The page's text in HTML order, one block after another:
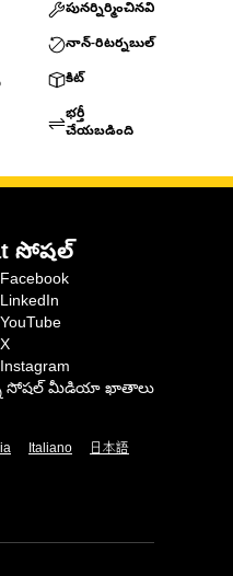
పునర్నిర్మించినవి
నాన్-రిటర్నబుల్
కిట్
భర్తీ
చేయబడింది
సోషల్
Facebook
LinkedIn
YouTube
X
Instagram
సోషల్ మీడియా ఖాతాలు
Italiano 日本語